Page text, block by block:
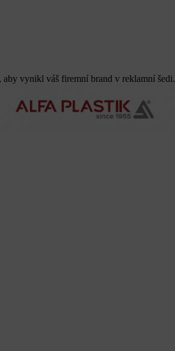
vynikl váš firemní brand v reklamní šedi.